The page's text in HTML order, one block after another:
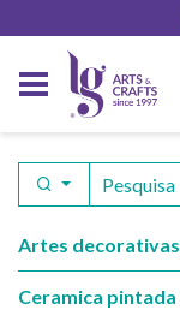
artes decorativas
ceramica pintada